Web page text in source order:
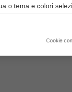
o tema e colori
raccogliendo e
Cookie